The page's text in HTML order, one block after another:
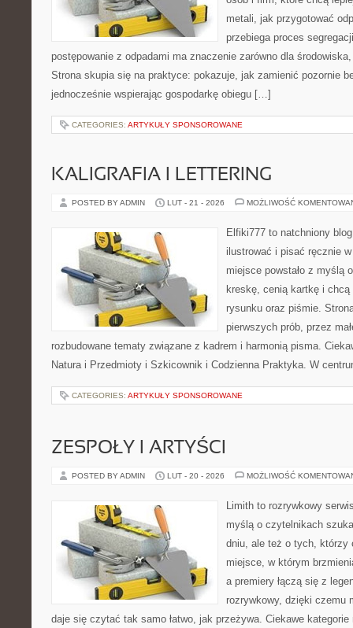
metali, jak przygotować
przebiega proces
postępowanie z odpadami ma znaczenie zarówno dla
Strona skupia się na praktyce: pokazuje, jak zamienić pozornie
jednocześnie wspierając gospodarkę obiegu […]
CATEGORIES: ARTYKUŁY SPONSOROWANE
KALIGRAFIA I LETTERING
POSTED BY ADMIN LUT - 21 - 2026 MOŻLIWOŚĆ
Elfiki777 to natchniony
ilustrować i pisać ręcznie
miejsce powstało z myślą
kreskę, cenią kartkę i chcą
rysunku oraz piśmie.
pierwszych prób, przez
rozbudowane tematy związane z kadrem i harmonią pisma.
Natura i Przedmioty i Szkicownik i Codzienna Praktyka. W
CATEGORIES: ARTYKUŁY SPONSOROWANE
ZESPOŁY I ARTYŚCI
POSTED BY ADMIN LUT - 20 - 2026 MOŻLIWOŚĆ
Limith to rozrywkowy
myślą o czytelnikach
dniu, ale też o tych, którzy
miejsce, w którym
a premiery łączą się z
rozrywkowy, dzięki czemu
daje się czytać tak samo łatwo, jak przeżywa. Ciekawe